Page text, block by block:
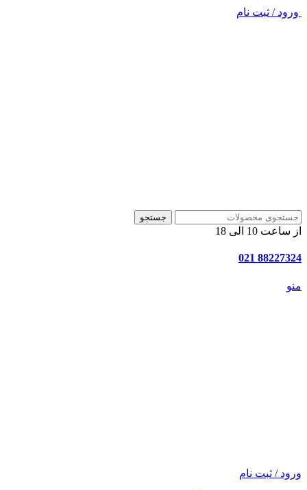
ورود / ثبت نام
جستجو
از ساعت 10 الی 18
88227324 021
منو
ورود / ثبت نام